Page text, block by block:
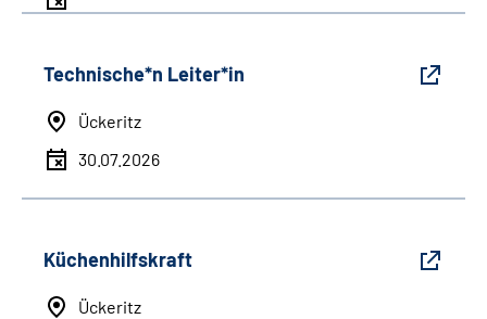
Technische*n Leiter*in
Ückeritz
30.07.2026
Küchenhilfskraft
Ückeritz